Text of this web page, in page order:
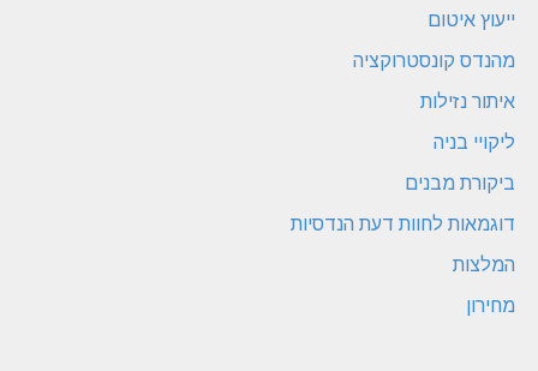
ייעוץ איטום
מהנדס קונסטרוקציה
איתור נזילות
ליקויי בניה
ביקורת מבנים
דוגמאות לחוות דעת הנדסיות
המלצות
מחירון